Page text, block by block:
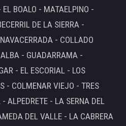
BOALO - MATAELPINO -
DE LA SIERRA -
- COLLADO
- GUADARRAMA -
- EL ESCORIAL - LOS
- COLMENAR VIEJO - TRES
ALPEDRETE - LA SERNA DEL
DEL VALLE - LA CABRERA